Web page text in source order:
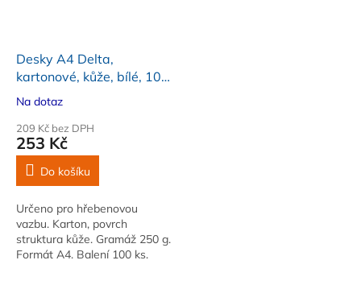
Desky A4 Delta,
kartonové, kůže, bílé, 100
ks
Na dotaz
209 Kč bez DPH
253 Kč
Do košíku
Určeno pro hřebenovou
vazbu. Karton, povrch
struktura kůže. Gramáž 250 g.
Formát A4. Balení 100 ks.